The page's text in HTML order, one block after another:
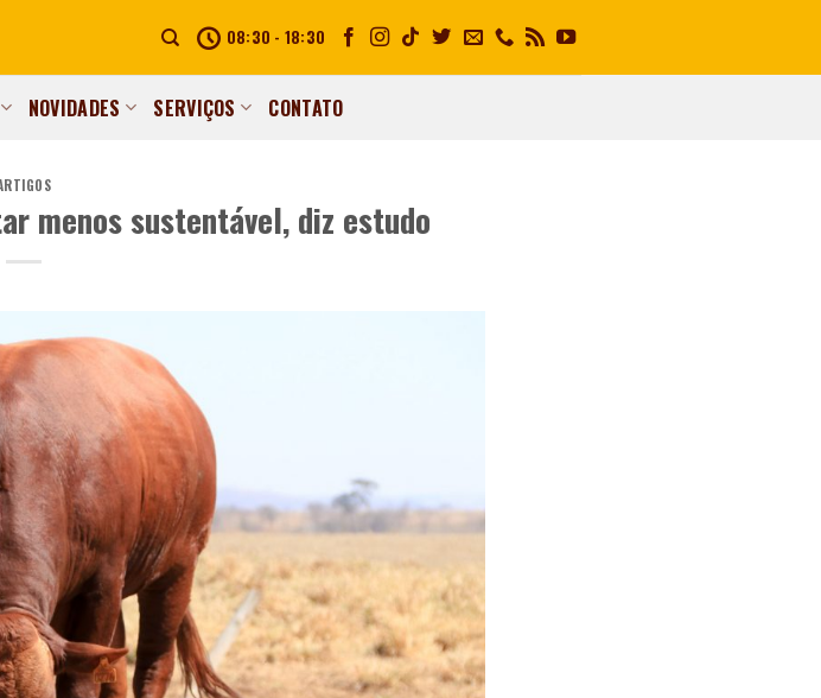
08:30 - 18:30
NOVIDADES SERVIÇOS CONTATO
menos sustentável, diz estudo